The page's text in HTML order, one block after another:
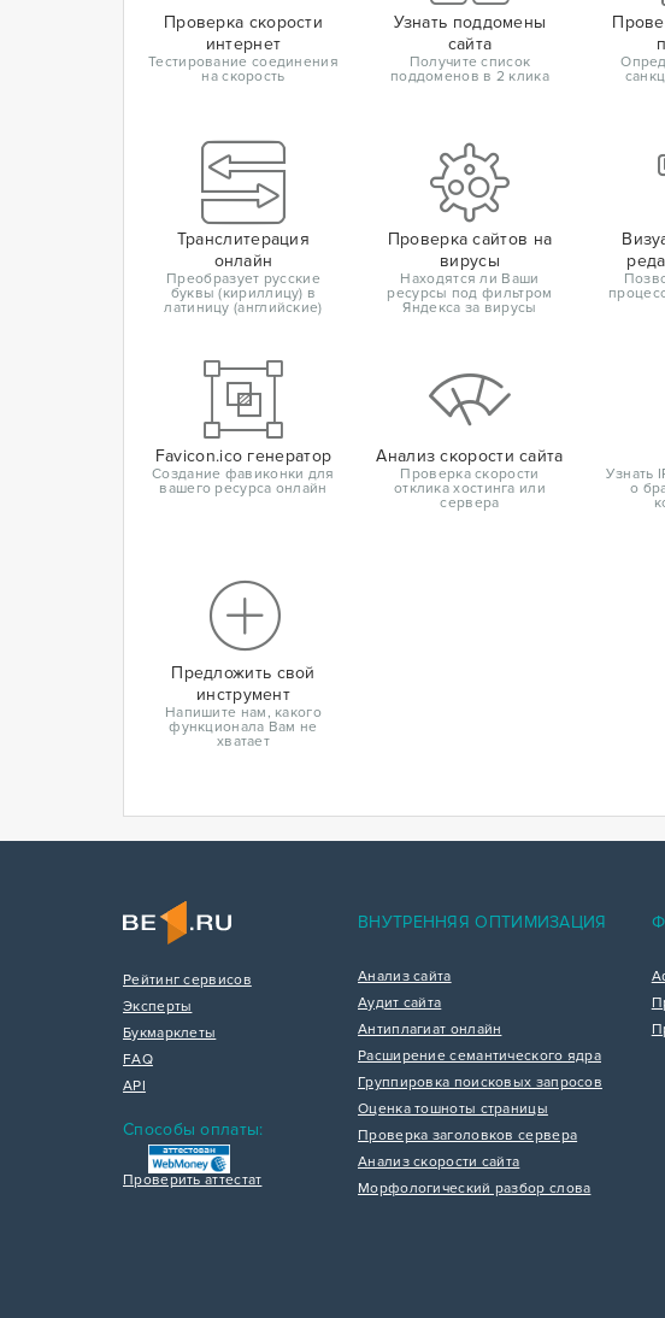
Проверка скорости
интернет
Тестирование соединения
на скорость
Узнать поддомены
сайта
Получите список
поддоменов в 2 клика
Транслитерация
онлайн
Преобразует русские
буквы (кириллицу) в
латиницу (английские)
Проверка сайтов на
вирусы
Находятся ли Ваши
ресурсы под фильтром
Яндекса за вирусы
Favicon.ico генератор
Создание фавиконки для
вашего ресурса онлайн
Анализ скорости сайта
Проверка скорости
отклика хостинга или
сервера
Узнать
о
Предложить свой
инструмент
Напишите нам, какого
функционала Вам не
хватает
Рейтинг сервисов
Эксперты
Букмарклеты
FAQ
API
Способы оплаты:
Проверить аттестат
ВНУТРЕННЯЯ ОПТИМИЗАЦИЯ
Анализ сайта
Аудит сайта
Антиплагиат онлайн
Расширение семантического ядра
Группировка поисковых запросов
Оценка тошноты страницы
Проверка заголовков сервера
Анализ скорости сайта
Морфологический разбор слова